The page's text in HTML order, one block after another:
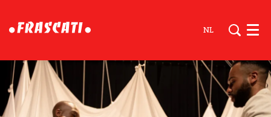
NL